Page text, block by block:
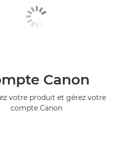
Canon
votre produit et gérez votre
compte Canon